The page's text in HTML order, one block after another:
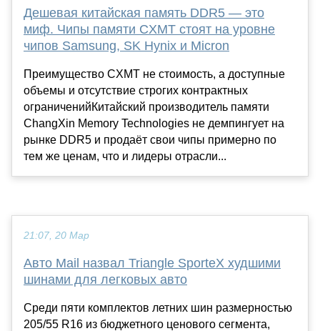
Дешевая китайская память DDR5 — это
миф. Чипы памяти CXMT стоят на уровне
чипов Samsung, SK Hynix и Micron
Преимущество CXMT не стоимость, а доступные
объемы и отсутствие строгих контрактных
ограниченийКитайский производитель памяти
ChangXin Memory Technologies не демпингует на
рынке DDR5 и продаёт свои чипы примерно по
тем же ценам, что и лидеры отрасли...
21:07, 20 Мар
Авто Mail назвал Triangle SporteX худшими
шинами для легковых авто
Среди пяти комплектов летних шин размерностью
205/55 R16 из бюджетного ценового сегмента,